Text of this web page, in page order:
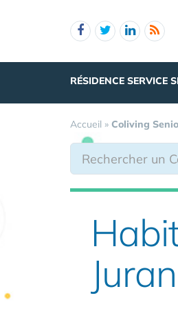
RÉSIDENCE SERVICE
Accueil » Coliving